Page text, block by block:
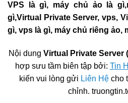
VPS là gì, máy chủ ảo là
gì,Virtual Private Server, vps,
gì, vps là gì, máy chủ riêng ảo,
Nội dung Virtual Private Server
hợp sưu tầm biên tập bởi: Tin
kiến vui lòng gửi Liên Hệ cho
chỉnh.